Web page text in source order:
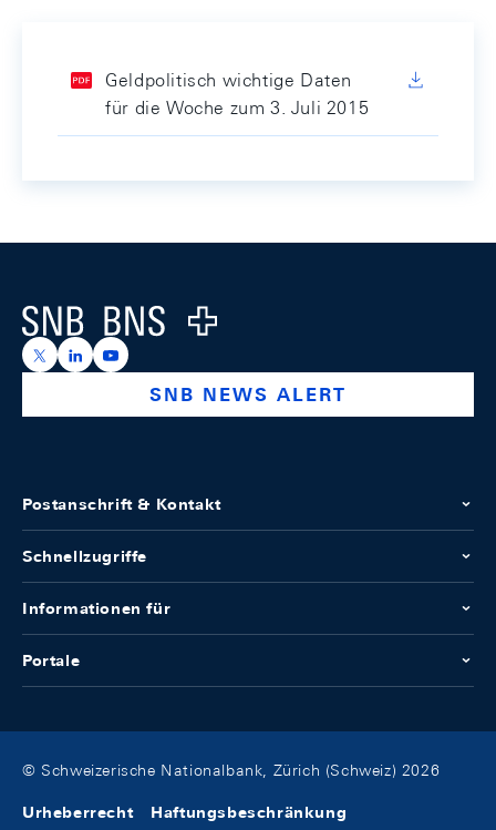
Geldpolitisch wichtige Daten
für die Woche zum 3. Juli 2015
Logo
https://x.com/snb_bns
https://ch.linkedin.com/company/swiss-national-
https://www.youtube.com/@swissnationalbank
SNB NEWS ALERT
Postanschrift & Kontakt
Schnellzugriffe
Informationen für
Portale
© Schweizerische Nationalbank, Zürich (Schweiz) 2026
Urheberrecht Haftungsbeschränkung